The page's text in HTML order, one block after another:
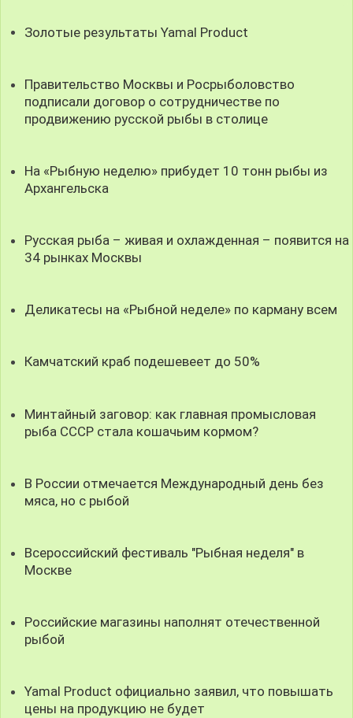
Золотые результаты Yamal Product
Правительство Москвы и Росрыболовство
подписали договор о сотрудничестве по
продвижению русской рыбы в столице
На «Рыбную неделю» прибудет 10 тонн рыбы из
Архангельска
Русская рыба – живая и охлажденная – появится на
34 рынках Москвы
Деликатесы на «Рыбной неделе» по карману всем
Камчатский краб подешевеет до 50%
Минтайный заговор: как главная промысловая
рыба СССР стала кошачьим кормом?
В России отмечается Международный день без
мяса, но с рыбой
Всероссийский фестиваль "Рыбная неделя" в
Москве
Российские магазины наполнят отечественной
рыбой
Yamal Product официально заявил, что повышать
цены на продукцию не будет